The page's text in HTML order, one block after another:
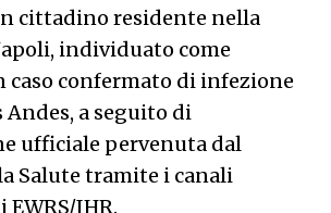
cittadino residente nella
individuato come
caso confermato di infezione
a seguito di
ufficiale pervenuta dal
Salute tramite i canali
IHR.